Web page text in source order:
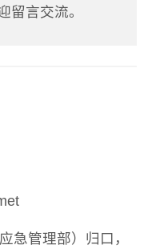
留言交流。
急管理部）归口，